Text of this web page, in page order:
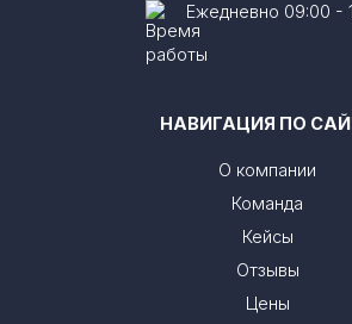
НАВИГАЦИЯ ПО
О компании
Команда
Кейсы
Отзывы
Цены
Ежедневно 09:00 -